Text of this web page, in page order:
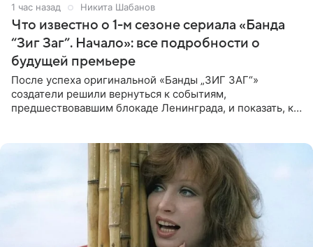
1 час назад Никита Шабанов
Что известно о 1-м сезоне сериала «Банда
“Зиг Заг”. Начало»: все подробности о
будущей премьере
После успеха оригинальной «Банды „ЗИГ ЗАГ“»
создатели решили вернуться к событиям,
предшествовавшим блокаде Ленинграда, и показать, как